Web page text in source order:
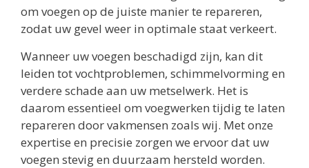
om voegen op de juiste manier te repareren,
zodat uw gevel weer in optimale staat verkeert.
Wanneer uw voegen beschadigd zijn, kan dit
leiden tot vochtproblemen, schimmelvorming en
verdere schade aan uw metselwerk. Het is
daarom essentieel om voegwerken tijdig te laten
repareren door vakmensen zoals wij. Met onze
expertise en precisie zorgen we ervoor dat uw
voegen stevig en duurzaam hersteld worden.